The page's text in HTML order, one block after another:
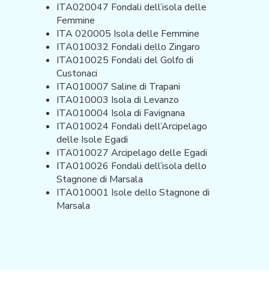
ITA020047 Fondali dell’isola delle
Femmine
ITA 020005 Isola delle Femmine
ITA010032 Fondali dello Zingaro
ITA010025 Fondali del Golfo di
Custonaci
ITA010007 Saline di Trapani
ITA010003 Isola di Levanzo
ITA010004 Isola di Favignana
ITA010024 Fondali dell’Arcipelago
delle Isole Egadi
ITA010027 Arcipelago delle Egadi
ITA010026 Fondali dell’isola dello
Stagnone di Marsala
ITA010001 Isole dello Stagnone di
Marsala